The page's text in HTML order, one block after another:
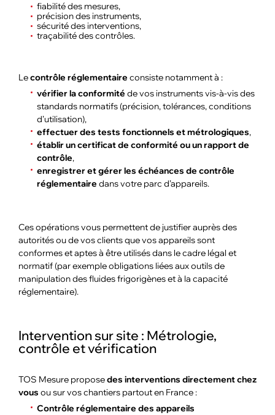
fiabilité des mesures,
précision des instruments,
sécurité des interventions,
traçabilité des contrôles.
Lecontrôle réglementaire consiste notamment à :
vérifier la conformité de vos instruments vis-à-vis des
standards normatifs (précision, tolérances, conditions
d’utilisation),
effectuer des tests fonctionnels et métrologiques,
établir un certificat de conformité ou un rapport de
contrôle,
enregistrer et gérer les échéances de contrôle
réglementaire dans votre parc d’appareils.
Ces opérations vous permettent de justifier auprès des
autorités ou de vos clients que vos appareils sont
conformes et aptes à être utilisés dans le cadre légal et
normatif (par exemple obligations liées aux outils de
manipulation des fluides frigorigènes et à la capacité
réglementaire).
Intervention sur site : Métrologie,
contrôle et vérification
TOS Mesure proposedes interventions directement chez
vous ou sur vos chantiers partout en France :
Contrôle réglementaire des appareils